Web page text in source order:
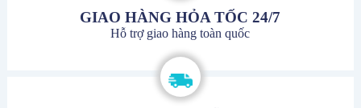
GIAO HÀNG HỎA TỐC 24/7
Hỗ trợ giao hàng toàn quốc